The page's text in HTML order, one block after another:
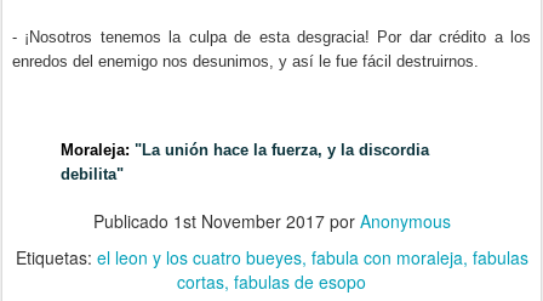
- ¡Nosotros tenemos la culpa de esta desgracia! Por dar crédito a los
enredos del enemigo nos desunimos, y así le fue fácil destruirnos.
Moraleja: "La unión hace la fuerza, y la discordia
debilita"
Publicado 1st November 2017por Anonymous
Etiquetas: el leon y los cuatro bueyes fabula con moraleja fabulas
cortas fabulas de esopo